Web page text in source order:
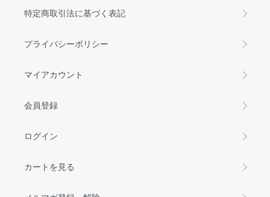
特定商取引法に基づく表記
プライバシーポリシー
マイアカウント
会員登録
ログイン
カートを見る